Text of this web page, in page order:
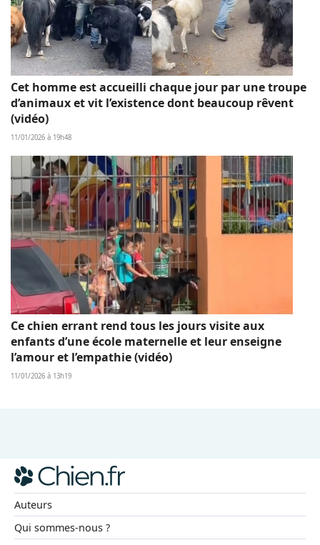
Cet homme est accueilli chaque jour par une troupe
d’animaux et vit l’existence dont beaucoup rêvent
(vidéo)
11/01/2026 à 19h48
Ce chien errant rend tous les jours visite aux
enfants d’une école maternelle et leur enseigne
l’amour et l’empathie (vidéo)
11/01/2026 à 13h19
Auteurs
Qui sommes-nous ?